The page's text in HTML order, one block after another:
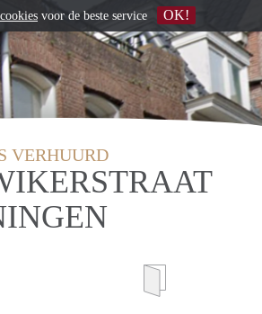
VERHUURD
cookies voor de beste service OK!